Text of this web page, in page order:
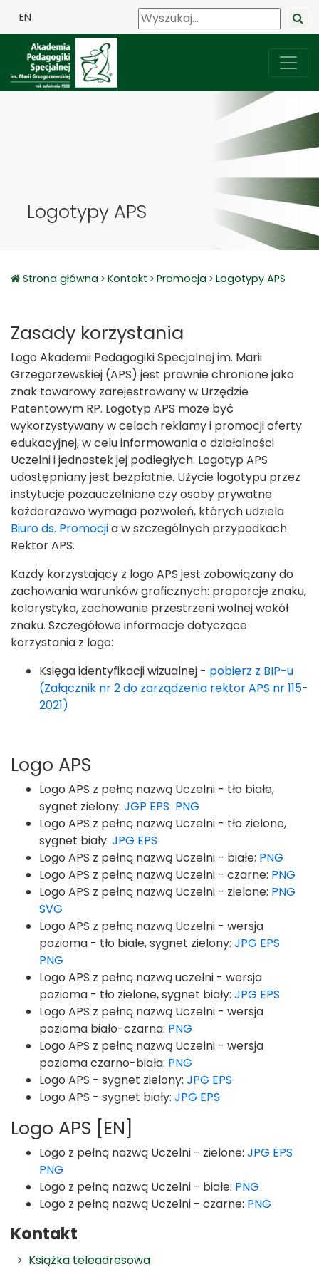
EN
Logotypy APS
Strona główna Kontakt Promocja Logotypy APS
Kontakt
Książka teleadresowa
Zasady korzystania
Logo Akademii Pedagogiki Specjalnej im. Marii
Grzegorzewskiej (APS) jest prawnie chronione jako
znak towarowy zarejestrowany w Urzędzie
Patentowym RP. Logotyp APS może być
wykorzystywany w celach reklamy i promocji oferty
edukacyjnej, w celu informowania o działalności
Uczelni i jednostek jej podległych. Logotyp APS
udostępniany jest bezpłatnie. Użycie logotypu przez
instytucje pozauczelniane czy osoby prywatne
każdorazowo wymaga pozwoleń, których udziela
Biuro ds. Promocjia w szczególnych przypadkach
Rektor APS.
Każdy korzystający z logo APS jest zobowiązany do
zachowania warunków graficznych: proporcje znaku,
kolorystyka, zachowanie przestrzeni wolnej wokół
znaku. Szczegółowe informacje dotyczące
korzystania z logo:
Księga identyfikacji wizualnej - pobierz z BIP-u
(Załącznik nr 2 do zarządzenia rektor APS nr 115-
2021)
Logo APS
Logo APS z pełną nazwą Uczelni - tło białe,
sygnet zielony: JGP EPS PNG
Logo APS z pełną nazwą Uczelni - tło zielone,
sygnet biały: JPG EPS
Logo APS z pełną nazwą Uczelni - białe: PNG
Logo APS z pełną nazwą Uczelni - czarne: PNG
Logo APS z pełną nazwą Uczelni - zielone: PNG
SVG
Logo APS z pełną nazwą Uczelni - wersja
pozioma - tło białe, sygnet zielony: JPG EPS
PNG
Logo APS z pełną nazwą uczelni - wersja
pozioma - tło zielone, sygnet biały: JPG EPS
Logo APS z pełną nazwą Uczelni - wersja
pozioma biało-czarna: PNG
Logo APS z pełną nazwą Uczelni - wersja
pozioma czarno-biała: PNG
Logo APS - sygnet zielony: JPG EPS
Logo APS - sygnet biały: JPG EPS
Logo APS [EN]
Logo z pełną nazwą Uczelni - zielone: JPG EPS
PNG
Logo z pełną nazwą Uczelni - białe: PNG
Logo z pełną nazwą Uczelni - czarne: PNG